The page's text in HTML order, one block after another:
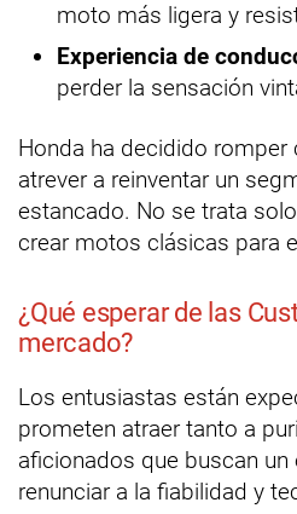
moto más ligera y
Experiencia de
perder la sensación
Honda ha decidido romper
atrever a reinventar un
estancado. No se trata
crear motos clásicas para
¿Qué esperar de las
mercado?
Los entusiastas están
prometen atraer tanto a
aficionados que buscan un
renunciar a la fiabilidad y